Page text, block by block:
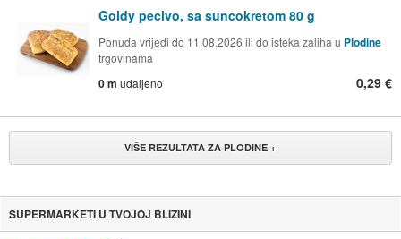
Goldy pecivo, sa suncokretom 80 g
Ponuda vrijedi do 11.08.2026 ili do isteka zaliha u Plodine
trgovinama
0 m udaljeno 0,29 €
VIŠE REZULTATA ZA PLODINE +
SUPERMARKETI U TVOJOJ BLIZINI